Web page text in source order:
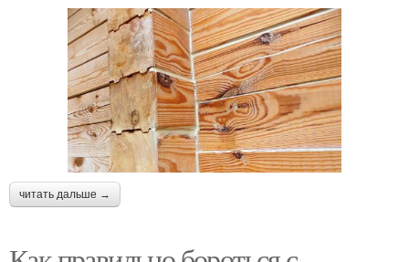
читать дальше →